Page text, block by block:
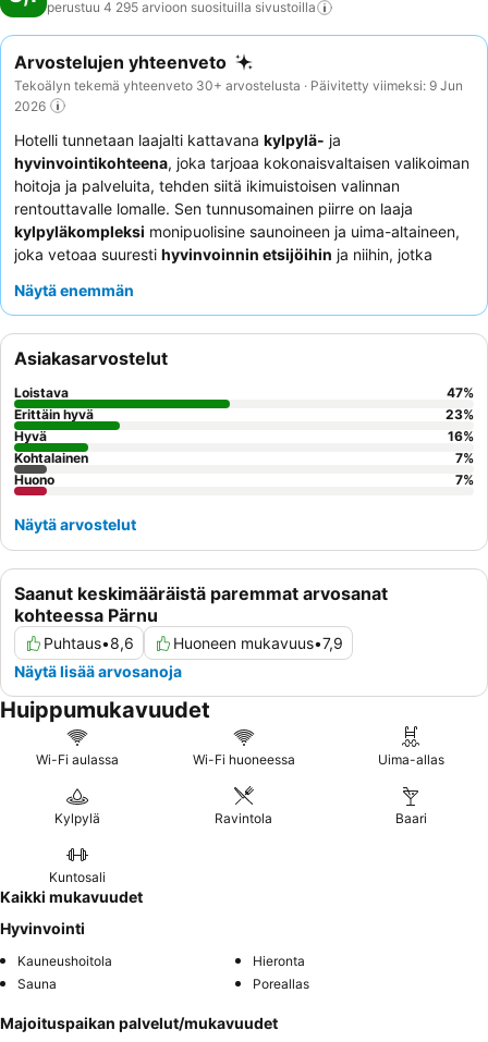
perustuu 4 295 arvioon suosituilla sivustoilla
Arvostelujen yhteenveto
Tekoälyn tekemä yhteenveto 30+ arvostelusta · Päivitetty viimeksi: 9 Jun
2026
Hotelli tunnetaan laajalti kattavana kylpylä- ja
hyvinvointikohteena, joka tarjoaa kokonaisvaltaisen valikoiman
hoitoja ja palveluita, tehden siitä ikimuistoisen valinnan
rentouttavalle lomalle. Sen tunnusomainen piirre on laaja
kylpyläkompleksi monipuolisine saunoineen ja uima-altaineen,
joka vetoaa suuresti hyvinvoinnin etsijöihin ja niihin, jotka
hotellin hyvää sijaintia lähellä merta ja kaupungin keskustaa,
siitä ihanteellisen vaihtoehdon
etsiville, romanttista lomaa viettäville
etsivät yhdistelmää rentoutumista ja saavutettavuutta.
Parantaaksesi lomaasi, harkitse saatavilla olevia hoitopaketteja
ja huomioi aamiaisen tarkat ajat varmistaaksesi rennon alun
päivällesi, sillä sulkemisaikojen tiukasta noudattamisesta on
mainittu.
Näytä enemmän
Saanut keskimääräistä paremmat arvosanat
kohteessa Pärnu
Puhtaus•8,6 Huoneen mukavuus•7,9
Näytä lisää arvosanoja
Asiakasarvostelut
Loistava 47%
Erittäin hyvä
23%
Hyvä
16%
Kohtalainen
7%
Huono
7%
Näytä arvostelut
Huippumukavuudet
Wi-Fi aulassa Wi-Fi huoneessa Uima-allas
Kylpylä Ravintola Baari
Kuntosali
Kaikki mukavuudet
Hyvinvointi
Kauneushoitola
Hieronta
Sauna
Poreallas
Majoituspaikan palvelut/mukavuudet